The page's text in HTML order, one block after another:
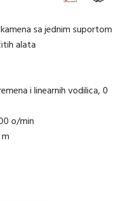
sa jednim suportom
alata
i linearnih vodilica, 0
o/min